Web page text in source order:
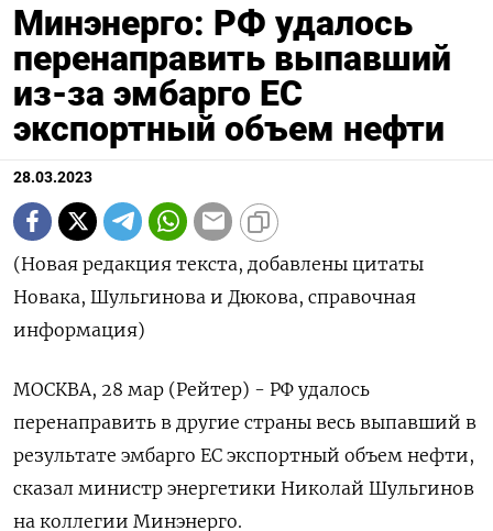
Минэнерго: РФ удалось
перенаправить выпавший
из-за эмбарго ЕС
экспортный объем нефти
28.03.2023
(Новая редакция текста, добавлены цитаты
Новака, Шульгинова и Дюкова, справочная
информация)
МОСКВА, 28 мар (Рейтер) - РФ удалось
перенаправить в другие страны весь выпавший в
результате эмбарго ЕС экспортный объем нефти,
сказал министр энергетики Николай Шульгинов
на коллегии Минэнерго.